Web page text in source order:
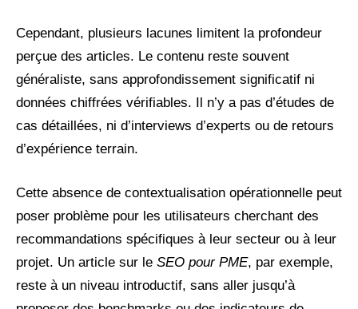
Cependant, plusieurs lacunes limitent la profondeur
perçue des articles. Le contenu reste souvent
généraliste, sans approfondissement significatif ni
données chiffrées vérifiables. Il n’y a pas d’études de
cas détaillées, ni d’interviews d’experts ou de retours
d’expérience terrain.
Cette absence de contextualisation opérationnelle peut
poser problème pour les utilisateurs cherchant des
recommandations spécifiques à leur secteur ou à leur
projet. Un article sur le SEO pour PME, par exemple,
reste à un niveau introductif, sans aller jusqu’à